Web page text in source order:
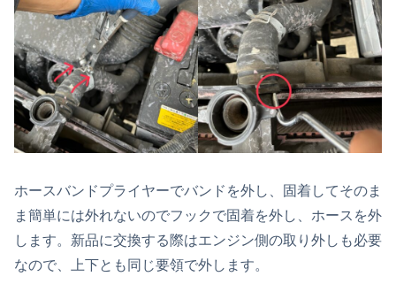
ホースバンドプライヤーでバンドを外し、固着してそのま
ま簡単には外れないのでフックで固着を外し、ホースを外
します。新品に交換する際はエンジン側の取り外しも必要
なので、上下とも同じ要領で外します。